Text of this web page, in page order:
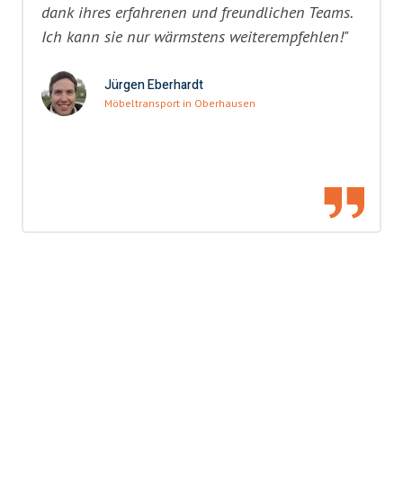
dank ihres erfahrenen und freundlichen Teams.
Ich kann sie nur wärmstens weiterempfehlen!"
Jürgen Eberhardt
Möbeltransport in Oberhausen